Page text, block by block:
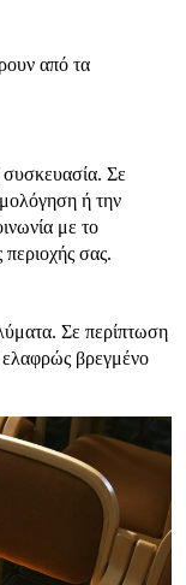
από τα
συσκευασία. Σε
ή την
με το
σας.
Σε περίπτωση
ελαφρώς βρεγμένο